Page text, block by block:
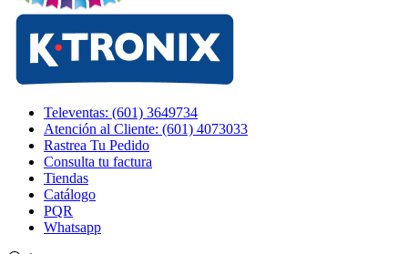
Televentas: (601) 3649734
Atención al Cliente: (601) 4073033
Rastrea Tu Pedido
Consulta tu factura
Tiendas
Catálogo
PQR
Whatsapp